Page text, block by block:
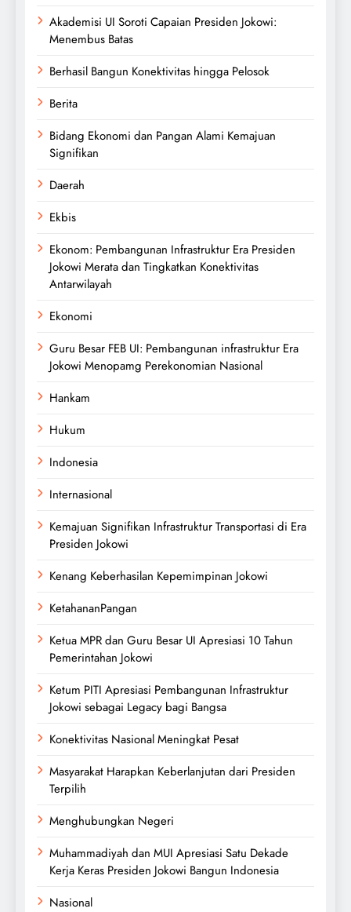
Akademisi UI Soroti Capaian Presiden Jokowi:
Menembus Batas
Berhasil Bangun Konektivitas hingga Pelosok
Berita
Bidang Ekonomi dan Pangan Alami Kemajuan
Signifikan
Daerah
Ekbis
Ekonom: Pembangunan Infrastruktur Era Presiden
Jokowi Merata dan Tingkatkan Konektivitas
Antarwilayah
Ekonomi
Guru Besar FEB UI: Pembangunan infrastruktur Era
Jokowi Menopamg Perekonomian Nasional
Hankam
Hukum
Indonesia
Internasional
Kemajuan Signifikan Infrastruktur Transportasi di Era
Presiden Jokowi
Kenang Keberhasilan Kepemimpinan Jokowi
KetahananPangan
Ketua MPR dan Guru Besar UI Apresiasi 10 Tahun
Pemerintahan Jokowi
Ketum PITI Apresiasi Pembangunan Infrastruktur
Jokowi sebagai Legacy bagi Bangsa
Konektivitas Nasional Meningkat Pesat
Masyarakat Harapkan Keberlanjutan dari Presiden
Terpilih
Menghubungkan Negeri
Muhammadiyah dan MUI Apresiasi Satu Dekade
Kerja Keras Presiden Jokowi Bangun Indonesia
Nasional